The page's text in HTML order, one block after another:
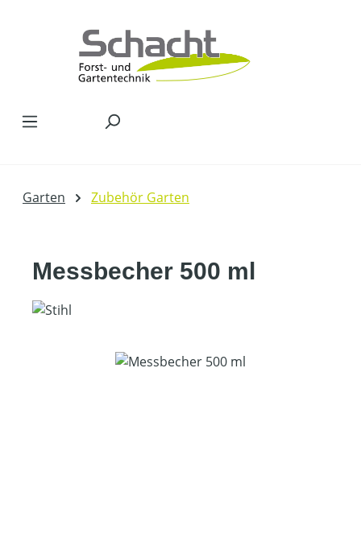
Garten Zubehör Garten
Messbecher 500 ml
Bildergalerie überspringen